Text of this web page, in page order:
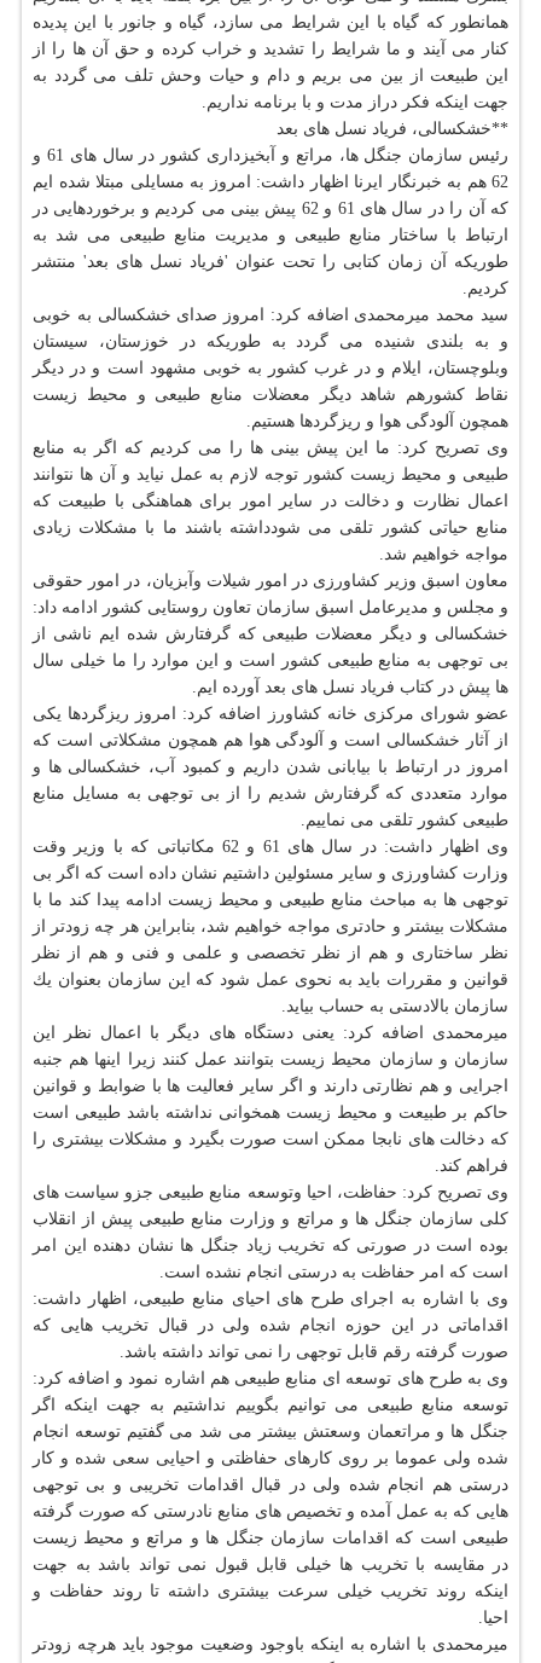
همانطور كه گیاه با این شرایط می سازد، گیاه و جانور با این پدیده
كنار می آیند و ما شرایط را تشدید و خراب كرده و حق آن ها را از
این طبیعت از بین می بریم و دام و حیات وحش تلف می گردد به
جهت اینكه فكر دراز مدت و با برنامه نداریم.
**خشكسالی، فریاد نسل های بعد
رئیس سازمان جنگل ها، مراتع و آبخیزداری كشور در سال های 61 و
62 هم به خبرنگار ایرنا اظهار داشت: امروز به مسایلی مبتلا شده ایم
كه آن را در سال های 61 و 62 پیش بینی می كردیم و برخوردهایی در
ارتباط با ساختار منابع طبیعی و مدیریت منابع طبیعی می شد به
طوریكه آن زمان كتابی را تحت عنوان 'فریاد نسل های بعد' منتشر
كردیم.
سید محمد میرمحمدی اضافه كرد: امروز صدای خشكسالی به خوبی
و به بلندی شنیده می گردد به طوریكه در خوزستان، سیستان
وبلوچستان، ایلام و در غرب كشور به خوبی مشهود است و در دیگر
نقاط كشورهم شاهد دیگر معضلات منابع طبیعی و محیط زیست
همچون آلودگی هوا و ریزگردها هستیم.
وی تصریح كرد: ما این پیش بینی ها را می كردیم كه اگر به منابع
طبیعی و محیط زیست كشور توجه لازم به عمل نیاید و آن ها نتوانند
اعمال نظارت و دخالت در سایر امور برای هماهنگی با طبیعت كه
منابع حیاتی كشور تلقی می شودداشته باشند ما با مشكلات زیادی
مواجه خواهیم شد.
معاون اسبق وزیر كشاورزی در امور شیلات وآبزیان، در امور حقوقی
و مجلس و مدیرعامل اسبق سازمان تعاون روستایی كشور ادامه داد:
خشكسالی و دیگر معضلات طبیعی كه گرفتارش شده ایم ناشی از
بی توجهی به منابع طبیعی كشور است و این موارد را ما خیلی سال
ها پیش در كتاب فریاد نسل های بعد آورده ایم.
عضو شورای مركزی خانه كشاورز اضافه كرد: امروز ریزگردها یكی
از آثار خشكسالی است و آلودگی هوا هم همچون مشكلاتی است كه
امروز در ارتباط با بیابانی شدن داریم و كمبود آب، خشكسالی ها و
موارد متعددی كه گرفتارش شدیم را از بی توجهی به مسایل منابع
طبیعی كشور تلقی می نماییم.
وی اظهار داشت: در سال های 61 و 62 مكاتباتی كه با وزیر وقت
وزارت كشاورزی و سایر مسئولین داشتیم نشان داده است كه اگر بی
توجهی ها به مباحث منابع طبیعی و محیط زیست ادامه پیدا كند ما با
مشكلات بیشتر و حادتری مواجه خواهیم شد، بنابراین هر چه زودتر از
نظر ساختاری و هم از نظر تخصصی و علمی و فنی و هم از نظر
قوانین و مقررات باید به نحوی عمل شود كه این سازمان بعنوان یك
سازمان بالادستی به حساب بیاید.
میرمحمدی اضافه كرد: یعنی دستگاه های دیگر با اعمال نظر این
سازمان و سازمان محیط زیست بتوانند عمل كنند زیرا اینها هم جنبه
اجرایی و هم نظارتی دارند و اگر سایر فعالیت ها با ضوابط و قوانین
حاكم بر طبیعت و محیط زیست همخوانی نداشته باشد طبیعی است
كه دخالت های نابجا ممكن است صورت بگیرد و مشكلات بیشتری را
فراهم كند.
وی تصریح كرد: حفاظت، احیا وتوسعه منابع طبیعی جزو سیاست های
كلی سازمان جنگل ها و مراتع و وزارت منابع طبیعی پیش از انقلاب
بوده است در صورتی كه تخریب زیاد جنگل ها نشان دهنده این امر
است كه امر حفاظت به درستی انجام نشده است.
وی با اشاره به اجرای طرح های احیای منابع طبیعی، اظهار داشت:
اقداماتی در این حوزه انجام شده ولی در قبال تخریب هایی كه
صورت گرفته رقم قابل توجهی را نمی تواند داشته باشد.
وی به طرح های توسعه ای منابع طبیعی هم اشاره نمود و اضافه كرد:
توسعه منابع طبیعی می توانیم بگوییم نداشتیم به جهت اینكه اگر
جنگل ها و مراتعمان وسعتش بیشتر می شد می گفتیم توسعه انجام
شده ولی عموما بر روی كارهای حفاظتی و احیایی سعی شده و كار
درستی هم انجام شده ولی در قبال اقدامات تخریبی و بی توجهی
هایی كه به عمل آمده و تخصیص های منابع نادرستی كه صورت گرفته
طبیعی است كه اقدامات سازمان جنگل ها و مراتع و محیط زیست
در مقایسه با تخریب ها خیلی قابل قبول نمی تواند باشد به جهت
اینكه روند تخریب خیلی سرعت بیشتری داشته تا روند حفاظت و
احیا.
میرمحمدی با اشاره به اینكه باوجود وضعیت موجود باید هرچه زودتر